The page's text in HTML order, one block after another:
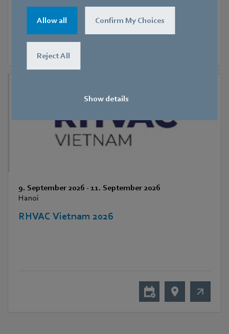
Allow all Confirm My Choices
Reject All
Show details
9. September 2026 -11. September 2026
Hanoi
RHVAC Vietnam 2026